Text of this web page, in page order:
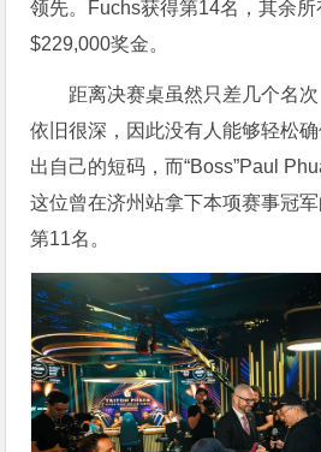
领先。Fuchs获得第14名，其余
$229,000奖金。
距离决赛桌虽然只差几个名
依旧很深，因此没有人能够轻松
出自己的短码，而“Boss”Paul
这位曾在济州站拿下本项赛事冠
第11名。